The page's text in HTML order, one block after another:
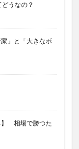
うなの？
」と「大きなボ
】 相場で勝つた